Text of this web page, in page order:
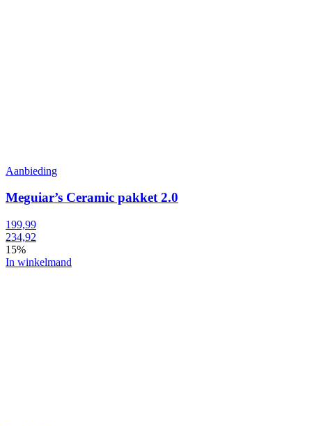
Aanbieding
Meguiar’s Ceramic pakket 2.0
199,99
234,92
15%
In winkelmand